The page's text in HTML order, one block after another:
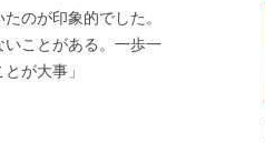
のが印象的でした。
いことがある。一歩一
が大事」